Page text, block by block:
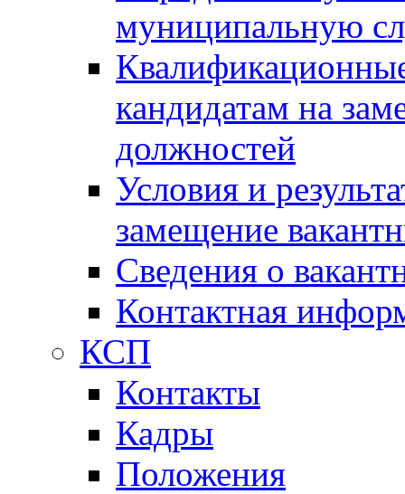
муниципальную
кандидатам на
должностей
Условия и
замещение
Сведения о
Контактная
КСП
Контакты
Кадры
Положения